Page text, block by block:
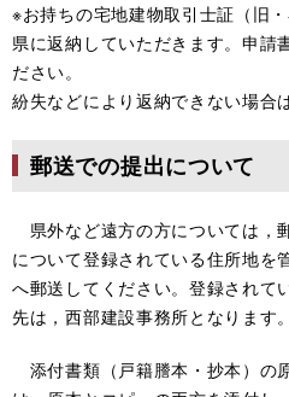
※お持ちの宅地建物取引士証（旧
県に返納していただきます。申請
ださい。
紛失などにより返納できない場合
郵送での提出について
県外など遠方の方については，
について登録されている住所地を
へ郵送してください。登録されて
先は，西部建設事務所となります。
添付書類（戸籍謄本・抄本）の